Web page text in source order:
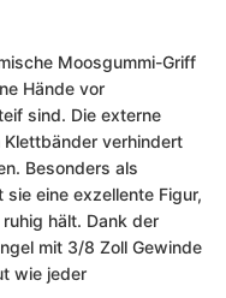
Moosgummi-Griff
Hände vor
sind. Die externe
verhindert
Besonders als
eine exzellente Figur,
hält. Dank der
mit 3/8 Zoll Gewinde
wie jeder